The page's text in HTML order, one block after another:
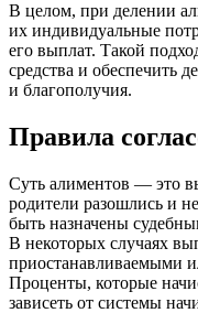
В целом, при делении
их индивидуальные
его выплат. Такой
средства и обеспечить
и благополучия.
Правила
Суть алиментов — это
родители разошлись и
быть назначены
В некоторых случаях
приостанавливаемыми
Проценты, которые
зависеть от системы